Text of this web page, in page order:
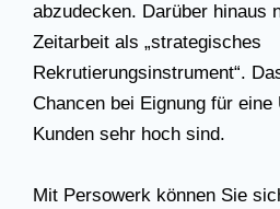
abzudecken. Darüber hinaus
Zeitarbeit als „strategisches
Rekrutierungsinstrument“.
Chancen bei Eignung für eine
Kunden sehr hoch sind.
Mit Persowerk können Sie